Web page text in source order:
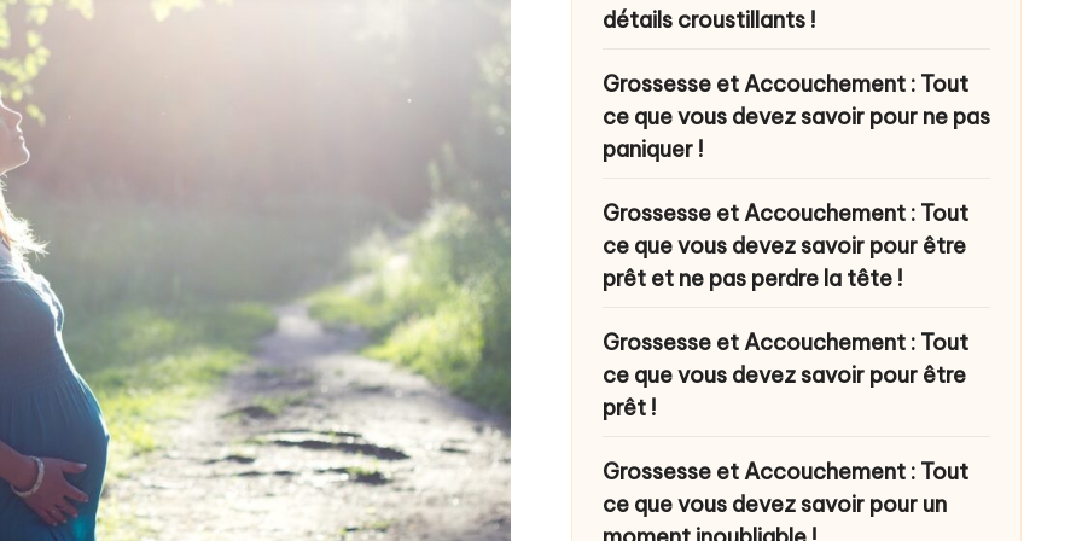
détails croustillants !
Grossesse et Accouchement : Tout
ce que vous devez savoir pour ne pas
paniquer !
Grossesse et Accouchement : Tout
ce que vous devez savoir pour être
prêt et ne pas perdre la tête !
Grossesse et Accouchement : Tout
ce que vous devez savoir pour être
prêt !
Grossesse et Accouchement : Tout
ce que vous devez savoir pour un